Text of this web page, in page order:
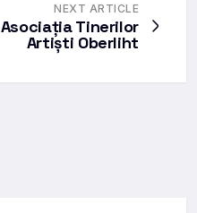
NEXT ARTICLE
Asociația Tinerilor
Artiști Oberliht